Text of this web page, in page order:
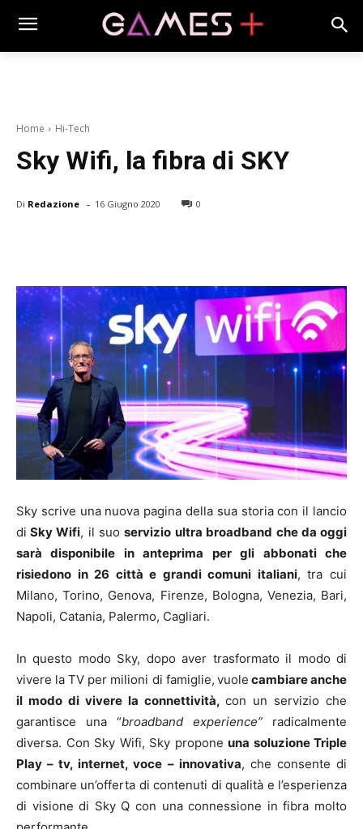
Home Hi-Tech
Sky Wifi, la fibra di SKY
Di Redazione - 16 Giugno 2020 0
Sky scrive una nuova pagina della sua storia con il lancio
di Sky Wifi, il suoservizio ultra broadband che da oggi
sarà disponibile in anteprima per gli abbonati che
risiedono in 26 città e grandi comuni italiani, tra cui
Milano, Torino, Genova, Firenze, Bologna, Venezia, Bari,
Napoli, Catania, Palermo, Cagliari.
In questo modo Sky, dopo aver trasformato il modo di
vivere la TV per milioni di famiglie, vuole cambiare anche
il modo di vivere la connettività, con un servizio che
garantisce una “broadband experience” radicalmente
diversa. Con Sky Wifi, Sky propone una soluzione Triple
Play – tv, internet, voce – innovativa, che consente di
combinare un’offerta di contenuti di qualità e l’esperienza
di visione di Sky Q con una connessione in fibra molto